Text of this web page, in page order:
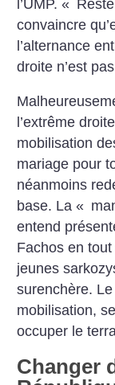
l’UMP. « Reste
convaincre
l’alternance
droite n’est
l’extrême
mobilisation
mariage pour
néanmoins
base. La «
entend
Fachos en
jeunes
surenchère.
mobilisation,
occuper le
Changer